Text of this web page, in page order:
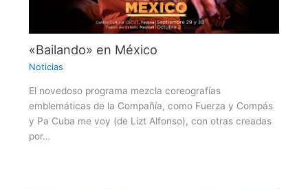
«Bailando» en México
Noticias
El novedoso programa mezcla coreografías
emblemáticas de la Compañía, como Fuerza y Compás
y Pa Cuba me voy (de Lizt Alfonso), con otras creadas
por…